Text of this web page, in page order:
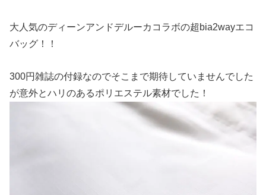
大人気のディーンアンドデルーカコラボの超bia2wayエコ
バッグ！！
300円雑誌の付録なのでそこまで期待していませんでした
が意外とハリのあるポリエステル素材でした！